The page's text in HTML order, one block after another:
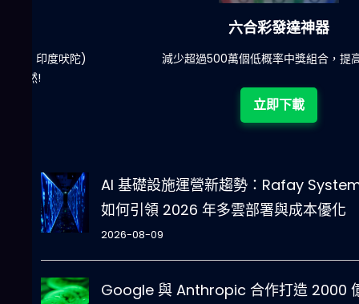
六合彩發達神器
減少超過500萬個低概率中獎組合，提高中獎率
AI 基礎設施運營新趨勢：Rafay
如何引領 2026 年多雲部署與成本優化
2026-08-09
Google 與 Anthropic 合作打造 2000